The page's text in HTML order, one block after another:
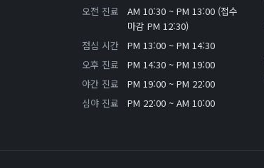
오전 진료
AM 10:30 ~ PM 13:00 (접수
마감 PM 12:30)
점심 시간
PM 13:00 ~ PM 14:30
오후 진료
PM 14:30 ~ PM 19:00
야간 진료
PM 19:00 ~ PM 22:00
심야 진료
PM 22:00 ~ AM 10:00